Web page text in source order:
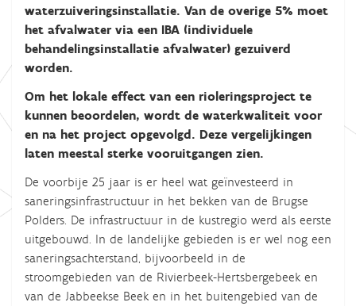
waterzuiveringsinstallatie. Van de overige 5% moet
het afvalwater via een IBA (individuele
behandelingsinstallatie afvalwater) gezuiverd
worden.
Om het lokale effect van een rioleringsproject te
kunnen beoordelen, wordt de waterkwaliteit voor
en na het project opgevolgd. Deze vergelijkingen
laten meestal sterke vooruitgangen zien.
De voorbije 25 jaar is er heel wat geïnvesteerd in
saneringsinfrastructuur in het bekken van de Brugse
Polders. De infrastructuur in de kustregio werd als eerste
uitgebouwd. In de landelijke gebieden is er wel nog een
saneringsachterstand, bijvoorbeeld in de
stroomgebieden van de Rivierbeek-Hertsbergebeek en
van de Jabbeekse Beek en in het buitengebied van de